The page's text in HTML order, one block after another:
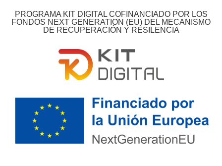
PROGRAMA KIT DIGITAL COFINANCIADO POR LOS
FONDOS NEXT GENERATION (EU) DEL MECANISMO
DE RECUPERACIÓN Y RESILENCIA